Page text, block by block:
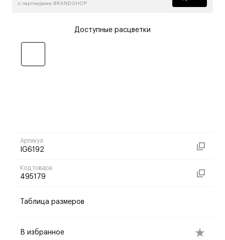
с партнерами BRANDSHOP
Доступные расцветки
Артикул
IG6192
Код товара
495179
Таблица размеров
В избранное